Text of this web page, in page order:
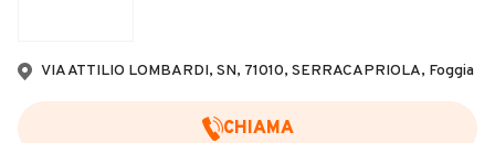
VIA ATTILIO LOMBARDI, SN, 71010, SERRACAPRIOLA, Foggia
CHIAMA